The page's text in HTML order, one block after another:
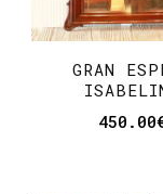
GRAN
450.00